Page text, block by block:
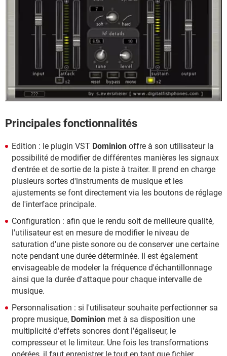
Principales fonctionnalités
Edition : le plugin VST Dominion offre à son utilisateur la
possibilité de modifier de différentes manières les signaux
d'entrée et de sortie de la piste à traiter. Il prend en charge
plusieurs sortes d'instruments de musique et les
ajustements se font directement via les boutons de réglage
de l'interface principale.
Configuration : afin que le rendu soit de meilleure qualité,
l'utilisateur est en mesure de modifier le niveau de
saturation d'une piste sonore ou de conserver une certaine
note pendant une durée déterminée. Il est également
envisageable de modeler la fréquence d'échantillonnage
ainsi que la durée d'attaque pour chaque intervalle de
musique.
Personnalisation : si l'utilisateur souhaite perfectionner sa
propre musique, Dominion met à sa disposition une
multiplicité d'effets sonores dont l'égaliseur, le
compresseur et le limiteur. Une fois les transformations